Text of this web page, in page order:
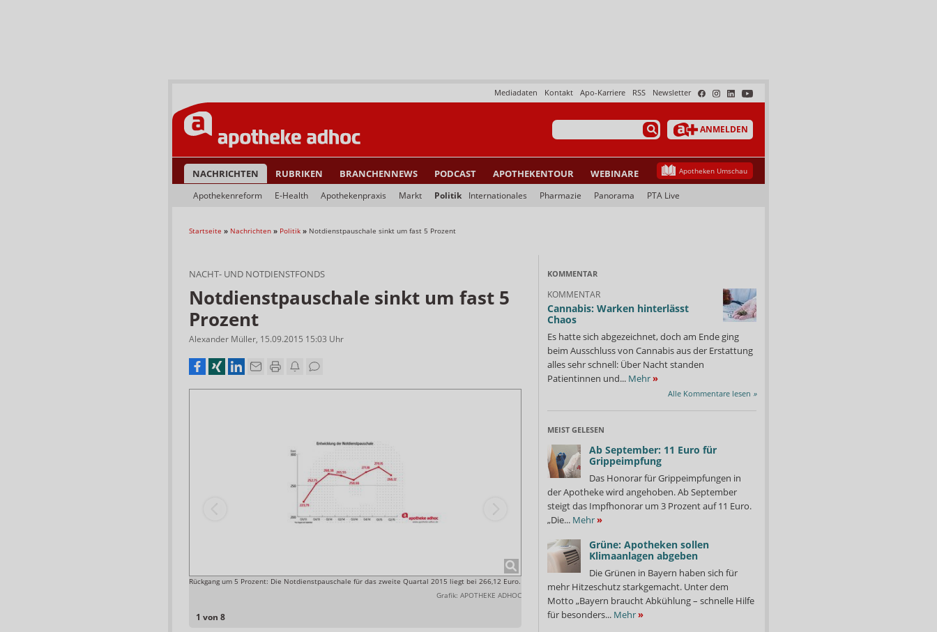
Newsletter
RSS
Apo-Karriere
Kontakt
Mediadaten
ANMELDEN
NACHRICHTEN RUBRIKEN BRANCHENNEWS PODCAST APOTHEKENTOUR WEBINARE Apotheken Umschau
Apothekenreform E-Health Apothekenpraxis Markt Politik Internationales Pharmazie Panorama PTA Live
Startseite » Nachrichten » Politik » Notdienstpauschale sinkt um fast 5 Prozent
NACHT- UND NOTDIENSTFONDS
Notdienstpauschale sinkt um fast 5
Prozent
Alexander Müller, 15.09.2015 15:03 Uhr
1 von 8
Rückgang um 5 Prozent: Die Notdienstpauschale für das zweite Quartal 2015 liegt bei 266,12 Euro.
Grafik: APOTHEKE ADHOC
Für das erste Quartal 2015 hatten die Apotheken den Rekordwert von 279,15 Euro für jeden
geleiststen Volldienst erhalten.
KOMMENTAR
KOMMENTAR
Cannabis: Warken hinterlässt
Chaos
Es hatte sich abgezeichnet, doch am Ende ging
beim Ausschluss von Cannabis aus der Erstattung
alles sehr schnell: Über Nacht standen
Patientinnen und... Mehr»
Alle Kommentare lesen »
MEIST GELESEN
Ab September: 11 Euro für
Grippeimpfung
Das Honorar für Grippeimpfungen in
der Apotheke wird angehoben. Ab September
steigt das Impfhonorar um 3 Prozent auf 11 Euro.
„Die... Mehr»
Grüne: Apotheken sollen
Klimaanlagen abgeben
Die Grünen in Bayern haben sich für
mehr Hitzeschutz starkgemacht. Unter dem
Motto „Bayern braucht Abkühlung – schnelle Hilfe
für besonders... Mehr»